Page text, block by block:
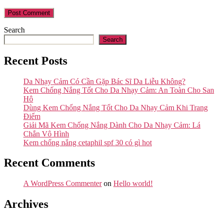
Search
Search
Recent Posts
Da Nhạy Cảm Có Cần Gặp Bác Sĩ Da Liễu Không?
Kem Chống Nắng Tốt Cho Da Nhạy Cảm: An Toàn Cho San
Hô
Dùng Kem Chống Nắng Tốt Cho Da Nhạy Cảm Khi Trang
Điểm
Giải Mã Kem Chống Nắng Dành Cho Da Nhạy Cảm: Lá
Chắn Vô Hình
Kem chống nắng cetaphil spf 30 có gì hot
Recent Comments
A WordPress Commenteron Hello world!
Archives